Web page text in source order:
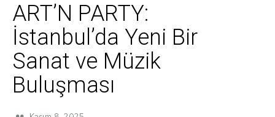
ART’N PARTY:
İstanbul’da Yeni Bir
Sanat ve Müzik
Buluşması